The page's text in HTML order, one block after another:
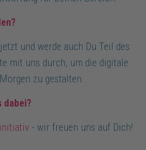
und werde auch Du Teil des
mit uns durch, um die digitale
zu gestalten.
dabei?
initiativ - wir freuen uns auf Dich!